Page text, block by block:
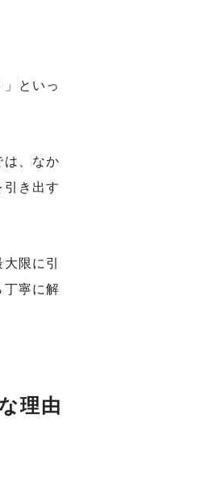
といっ
は、なか
き出す
限に引
丁寧に解
理由